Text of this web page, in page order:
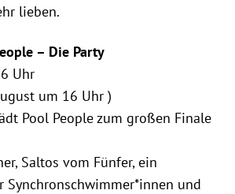
lieben.
– Die Party
Uhr
um 16 Uhr )
Pool People zum großen Finale
Saltos vom Fünfer, ein
Synchronschwimmer*innen und